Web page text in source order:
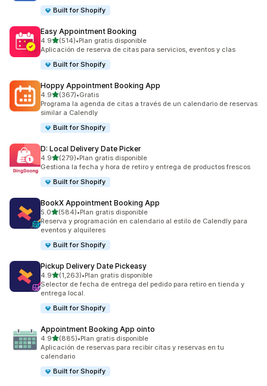
Built for Shopify
Easy Appointment Booking
4.9de 5 estrellas
(514)
514 reseñas en total
•Plan gratis disponible
Aplicación de reserva de citas para servicios, eventos y clas
Built for Shopify
Hoppy Appointment Booking App
4.9de 5 estrellas
(367)
367 reseñas en total
•Gratis
Programa la agenda de citas a través de un calendario de reservas
similar a Calendly
Built for Shopify
D: Local Delivery Date Picker
4.9de 5 estrellas
(279)
279 reseñas en total
•Plan gratis disponible
Gestiona la fecha y hora de retiro y entrega de productos frescos
Built for Shopify
BookX Appointment Booking App
5.0de 5 estrellas
(584)
584 reseñas en total
•Plan gratis disponible
Reserva y programación en calendario al estilo de Calendly para
eventos y alquileres
Built for Shopify
Pickup Delivery Date Pickeasy
4.9de 5 estrellas
(1,263)
1263 reseñas en total
•Plan gratis disponible
Selector de fecha de entrega del pedido para retiro en tienda y
entrega local.
Built for Shopify
Appointment Booking App ointo
4.9de 5 estrellas
(885)
885 reseñas en total
•Plan gratis disponible
Aplicación de reservas para recibir citas y reservas en tu
calendario
Built for Shopify